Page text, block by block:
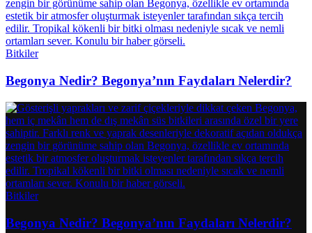
Bitkiler
Begonya Nedir? Begonya’nın Faydaları Nelerdir?
Bitkiler
Begonya Nedir? Begonya’nın Faydaları Nelerdir?